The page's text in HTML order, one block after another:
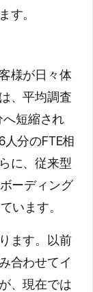
す。
様が日々体
、平均調査
へ短縮され
分のFTE相
に、従来型
ーディング
います。
ます。以前
合わせてイ
、現在では